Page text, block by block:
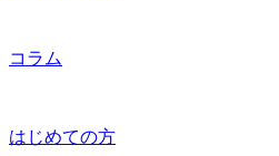
コラム
はじめての方